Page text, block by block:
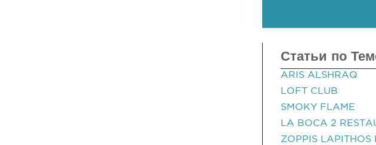
Статьи по
ARIS ALSHRAQ
LOFT CLUB
SMOKY FLAME
LA BOCA 2
ZOPPIS LAPITHOS